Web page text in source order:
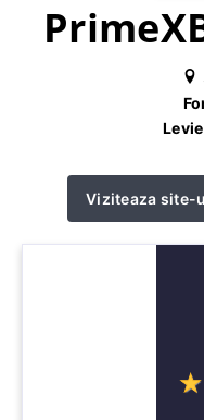
Viziteaza site-
☆
★